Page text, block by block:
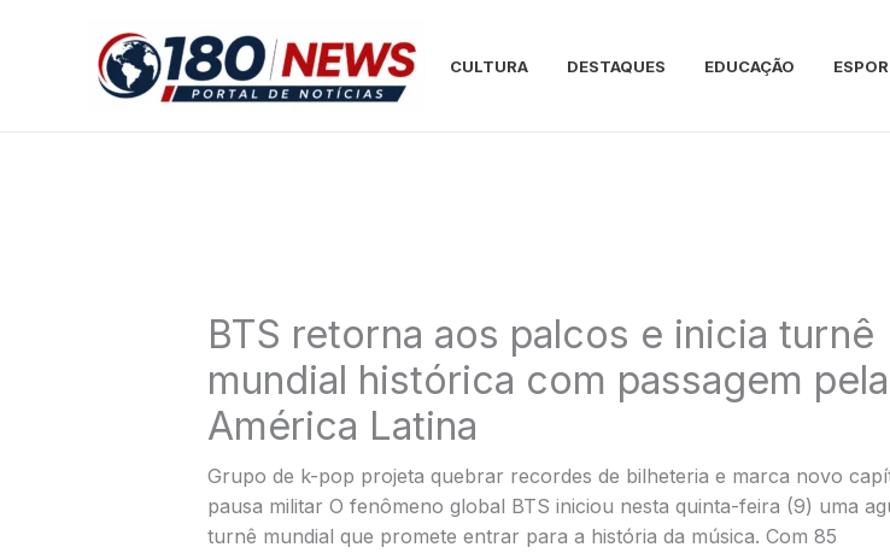
CULTURA DESTAQUES EDUCAÇÃO
BTS retorna aos palcos e inicia turnê
mundial histórica com passagem pela
América Latina
Grupo de k-pop projeta quebrar recordes de bilheteria e marca novo
pausa militar O fenômeno global BTS iniciou nesta quinta-feira (9) uma
turnê mundial que promete entrar para a história da música. Com 85